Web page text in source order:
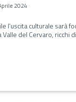
2024
l'uscita culturale sarà
del Cervaro, ricchi